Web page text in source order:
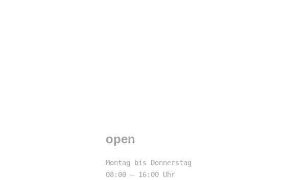
open
Montag bis Donnerstag
08:00 – 16:00 Uhr